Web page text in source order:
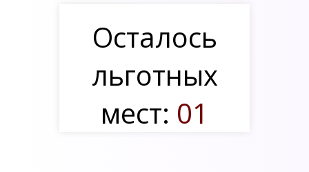
Осталось
льготных
мест: 01